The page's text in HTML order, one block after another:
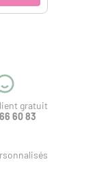
gratuit
60 83